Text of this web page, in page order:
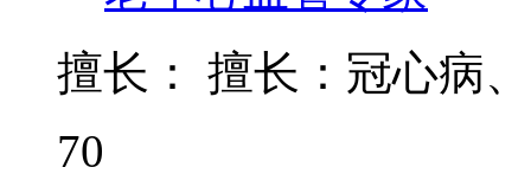
擅长：
擅长：冠心病
70